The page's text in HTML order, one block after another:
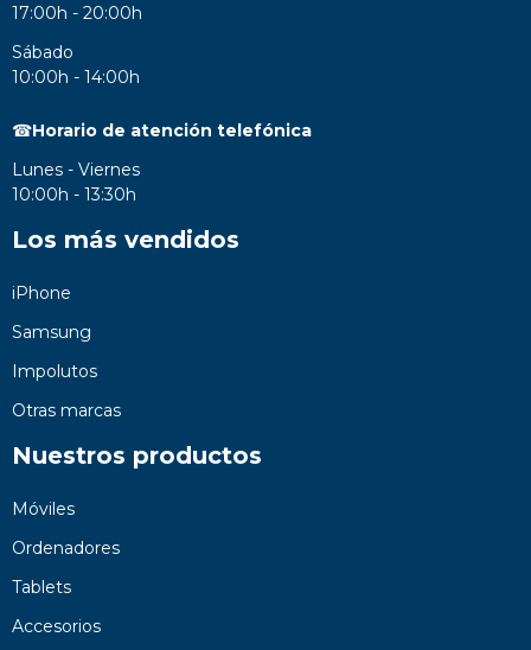
17:00h - 20:00h
Sábado
10:00h - 14:00h
☎Horario de atención telefónica
Lunes - Viernes
10:00h - 13:30h
Los más vendidos
iPhone
Samsung
Impolutos
Otras marcas
Nuestros productos
Móviles
Ordenadores
Tablets
Accesorios